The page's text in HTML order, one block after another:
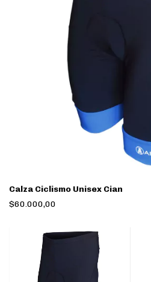
Calza Ciclismo Unisex Cian
$60.000,00